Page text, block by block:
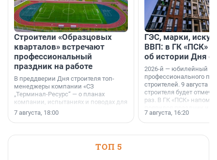
Строители «Образцовых
кварталов» встречают
профессиональный
праздник на работе
В преддверии Дня строителя топ-
менеджеры компании «СЗ
„Терминал-Ресурс“ — о планах
компании, испытаниях и поводах для
осторожного оптимизма.
7 августа, 18:00
ГЭС, марки,
ВВП: в ГК «ПСК»
об истории Дня
2026-й — юбилейный
профессионального
строителей. 9 августа
строителя будет
раз. В ГК «ПСК»
поменялась роль
7 августа, 16:20
ТОП 5